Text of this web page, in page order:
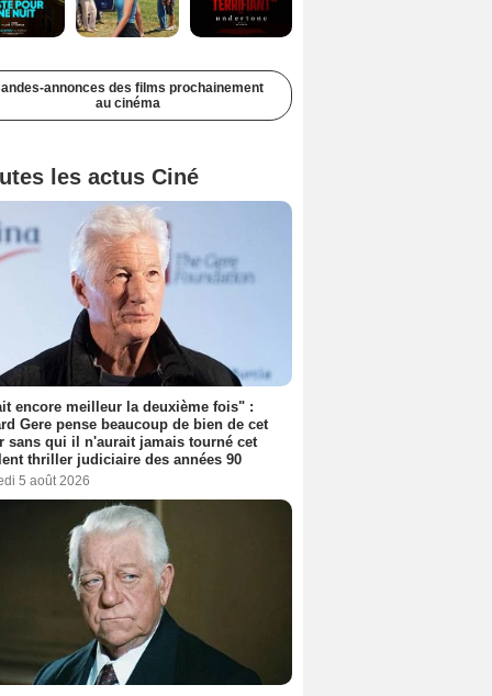
annonces des films prochainement
au cinéma
les actus Ciné
encore meilleur la deuxième fois" :
Gere pense beaucoup de bien de cet
sans qui il n'aurait jamais tourné cet
thriller judiciaire des années 90
5 août 2026